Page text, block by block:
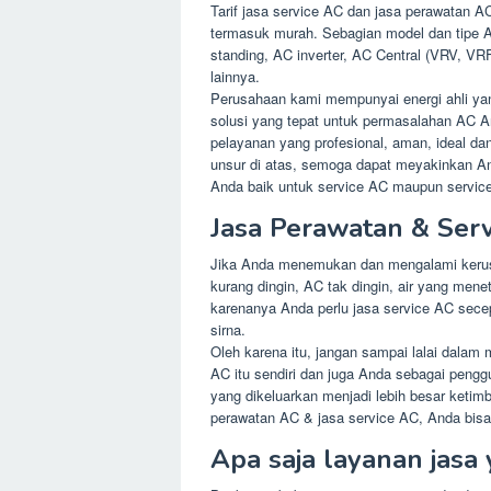
Tarif jasa service AC dan jasa perawatan
termasuk murah. Sebagian model dan
standing, AC inverter, AC Central (VRV,
lainnya.
Perusahaan kami mempunyai energi ahli
solusi yang tepat untuk permasalahan AC
pelayanan yang profesional, aman, ideal
unsur di atas, semoga dapat meyakinkan
Anda baik untuk service AC maupun
Jasa Perawatan &
Jika Anda menemukan dan mengalami
kurang dingin, AC tak dingin, air yang
karenanya Anda perlu jasa service AC
sirna.
Oleh karena itu, jangan sampai lalai dalam
AC itu sendiri dan juga Anda sebagai
yang dikeluarkan menjadi lebih besar
perawatan AC & jasa service AC, Anda
Apa saja layanan